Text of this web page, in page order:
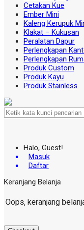
Cetakan Kue
Ember Mini
Kaleng Kerupuk
Klakat – Kukusan
Peralatan Dapur
Perlengkapan
Perlengkapan
Produk Custom
Produk Kayu
Produk Stainless
Halo, Guest!
Masuk
Daftar
Keranjang Belanja
Oops, keranjang